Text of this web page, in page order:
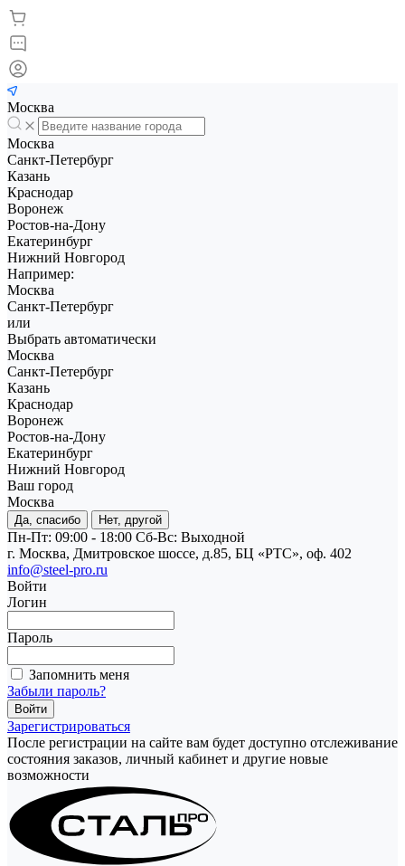
Москва
Москва
Санкт-Петербург
Казань
Краснодар
Воронеж
Ростов-на-Дону
Екатеринбург
Нижний Новгород
Например:
Москва
Санкт-Петербург
или
Выбрать автоматически
Москва
Санкт-Петербург
Казань
Краснодар
Воронеж
Ростов-на-Дону
Екатеринбург
Нижний Новгород
Ваш город
Москва
Да, спасибо Нет, другой
Пн-Пт: 09:00 - 18:00 Cб-Вс: Выходной
г. Москва, Дмитровское шоссе, д.85, БЦ «РТС», оф. 402
info@steel-pro.ru
Войти
Логин
Пароль
Запомнить меня
Забыли пароль?
Зарегистрироваться
После регистрации на сайте вам будет доступно отслеживание
состояния заказов, личный кабинет и другие новые
возможности